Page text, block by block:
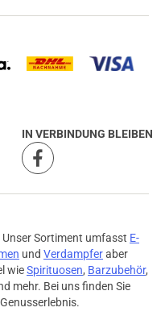
IN VERBINDUNG BLEIBEN
Unser Sortiment umfasst E-
und Verdampferaber
wieSpirituosen, Barzubehör,
mehr. Bei uns finden Sie